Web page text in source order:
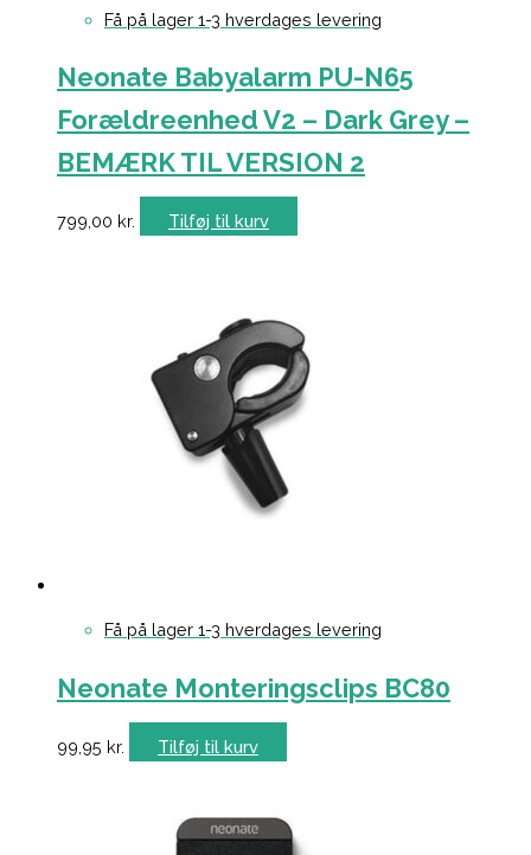
Få på lager 1-3 hverdages levering
Neonate Babyalarm PU-N65
Forældreenhed V2 – Dark Grey –
BEMÆRK TIL VERSION 2
799,00 kr. Tilføj til kurv
Få på lager 1-3 hverdages levering
Neonate Monteringsclips BC80
99,95 kr. Tilføj til kurv